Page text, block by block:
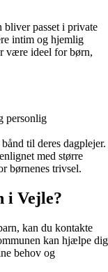
bliver passet i private
intim og hjemlig
være ideel for børn,
personlig
til deres dagplejer.
med større
børnenes trivsel.
i Vejle?
kan du kontakte
kan hjælpe dig
behov og